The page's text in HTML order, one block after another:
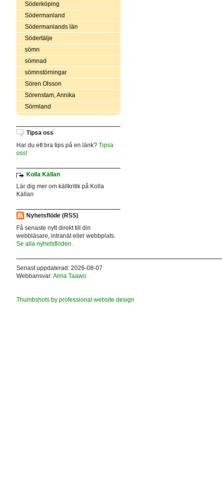
Söderköping
Södermanland
Södermanlands län
Södertälje
sömn
sömnad
sömnstörningar
Sören Olsson
Sörenstam, Annika
Sörmland
Tipsa oss
Har du ett bra tips på en länk? Tipsa
oss!
Kolla Källan
Lär dig mer om källkritik på Kolla
Källan
Nyhetsflöde (RSS)
Få senaste nytt direkt till din
webbläsare, intranät eller webbplats.
Se alla nyhetsflöden.
Senast uppdaterad: 2026-08-07
Webbansvar:Alma Taawo
Thumbshots by professional website design